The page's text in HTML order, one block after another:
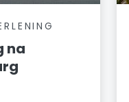
na